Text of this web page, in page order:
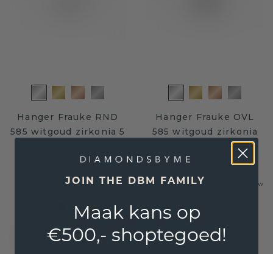
Hanger Frauke RND
585 witgoud zirkonia 5
Excl. Tax & BTW
Hanger Frauke OVL
585 witgoud zirkonia
€ 548,-€ 685,- Excl. Tax & BTW
Gegarandeerd de laagste prijs
JOIN THE DBM FAMILY
Maak kans op
€500,- shoptegoed!